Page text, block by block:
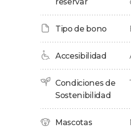
Ninguna visita guiada
Degustaremos un
terminar con broche
maridada con una
Cambios en
Las degustaciones
descritos en el
Tipo de bono
Accesibilidad
Condiciones de
Sostenibilidad
Mascotas